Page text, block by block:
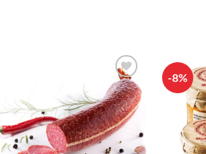
Dodaj do
ulubionych
-8%